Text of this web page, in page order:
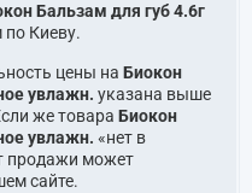
Бальзам для губ 4.6г
по Киеву.
цены на Биокон
увлажн. указана выше
же товара Биокон
увлажн. «нет в
продажи может
сайте.